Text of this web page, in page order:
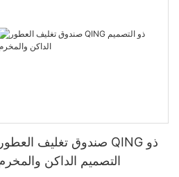
صندوق تغليف العطور QING ذو
التصميم الداكن